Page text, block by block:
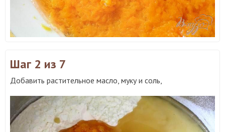
Шаг 2 из 7
Добавить растительное масло, муку и соль,